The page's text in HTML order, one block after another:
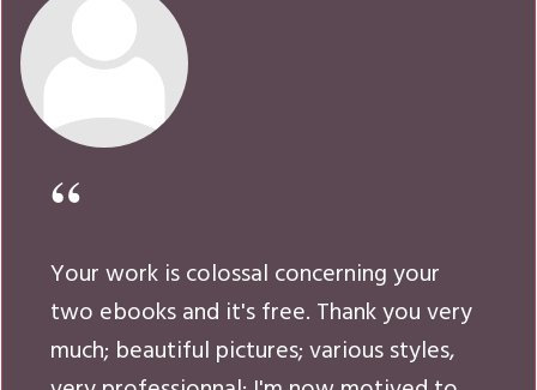
Your work is colossal concerning your
two ebooks and it's free. Thank you very
much; beautiful pictures; various styles,